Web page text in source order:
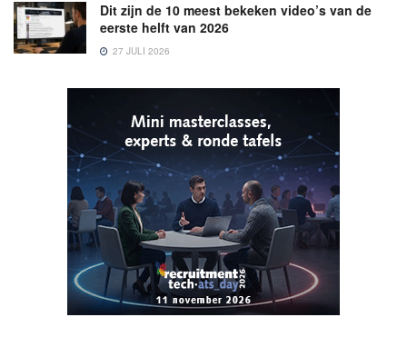
Dit zijn de 10 meest bekeken video’s van de
eerste helft van 2026
27 JULI 2026